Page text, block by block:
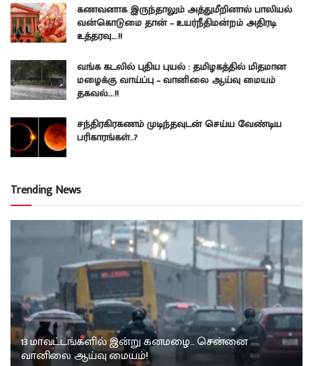
கணவனாக இருந்தாலும் அத்துமீறினால் பாலியல்
வன்கொடுமை தான் – உயர்நீதிமன்றம் அதிரடி
உத்தரவு….!!
வங்க கடலில் புதிய புயல் : தமிழகத்தில் மிதமான
மழைக்கு வாய்ப்பு – வானிலை ஆய்வு மையம்
தகவல்….!!
சந்திரகிரகணம் முடிந்தவுடன் செய்ய வேண்டிய
பரிகாரங்கள்..?
Trending News
13 மாவட்டங்களில் இன்று கனமழை… சென்னை
வானிலை ஆய்வு மையம்!